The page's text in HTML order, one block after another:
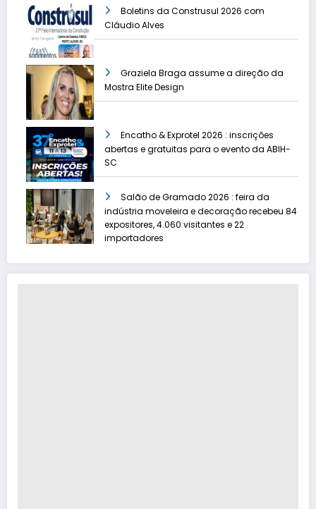
Boletins da Construsul 2026 com
Cláudio Alves
Graziela Braga assume a direção da
Mostra Elite Design
Encatho & Exprotel 2026 : inscrições
abertas e gratuitas para o evento da ABIH-
SC
Salão de Gramado 2026 : feira da
indústria moveleira e decoração recebeu 84
expositores, 4.060 visitantes e 22
importadores